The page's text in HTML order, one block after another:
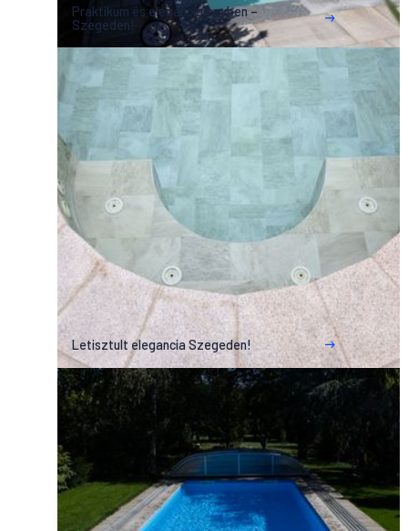
Praktikum és elegancia egyben –
Szegeden!
Letisztult elegancia Szegeden!